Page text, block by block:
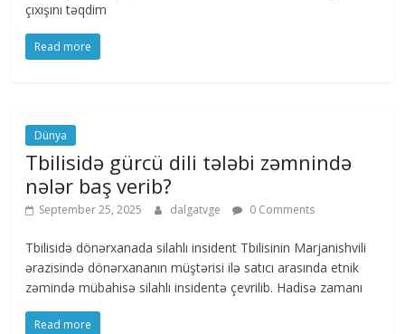
çıxışını təqdim
Read more
Dünya
Tbilisidə gürcü dili tələbi zəmnində
nələr baş verib?
September 25, 2025 dalgatvge 0 Comments
Tbilisidə dönərxanada silahlı insident Tbilisinin Marjanishvili
ərazisində dönərxananın müştərisi ilə satıcı arasında etnik
zəmində mübahisə silahlı insidentə çevrilib. Hadisə zamanı
Read more